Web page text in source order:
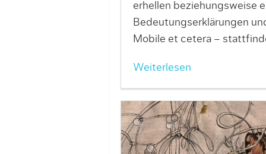
erhellen beziehungsweise
Bedeutungserklärungen
Mobile et cetera –
Weiterlesen